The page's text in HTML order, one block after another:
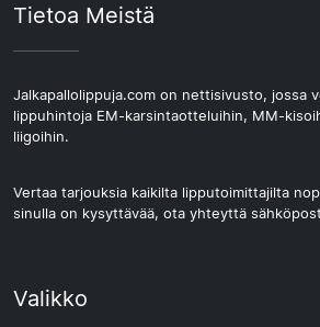
Tietoa Meistä
Jalkapallolippuja.com on nettisivusto, jossa
lippuhintoja EM-karsintaotteluihin, MM-
liigoihin.
Vertaa tarjouksia kaikilta lipputoimittajilta
sinulla on kysyttävää, ota yhteyttä
Valikko